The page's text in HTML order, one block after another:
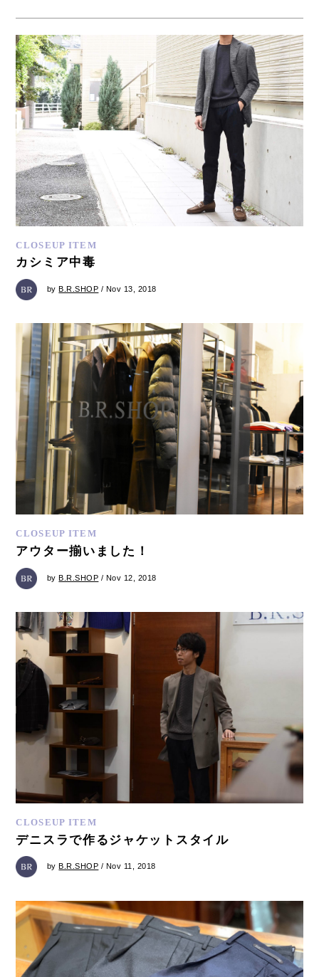
CLOSEUP ITEM
カシミア中毒
byB.R.SHOP / Nov 13, 2018
CLOSEUP ITEM
アウター揃いました！
byB.R.SHOP / Nov 12, 2018
CLOSEUP ITEM
デニスラで作るジャケットスタイル
by B.R.SHOP / Nov 11, 2018